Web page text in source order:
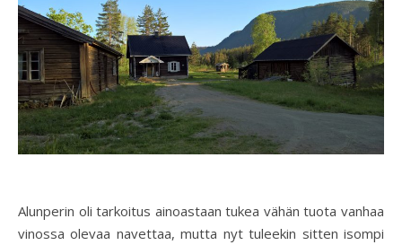
Alunperin oli tarkoitus ainoastaan tukea vähän tuota vanhaa
vinossa olevaa navettaa, mutta nyt tuleekin sitten isompi